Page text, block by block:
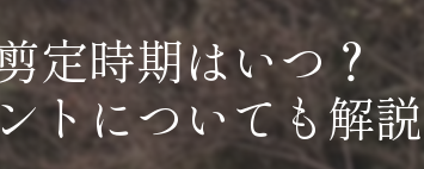
定時期はいつ？
トについても解説